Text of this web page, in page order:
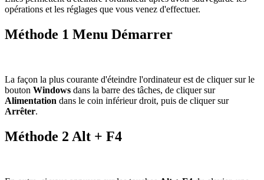
opérations et les réglages que vous venez d'effectuer.
Méthode 1 Menu Démarrer
La façon la plus courante d'éteindre l'ordinateur est de cliquer sur le
bouton Windows dans la barre des tâches, de cliquer sur
Alimentation dans le coin inférieur droit, puis de cliquer sur
Arrêter.
Méthode 2 Alt + F4